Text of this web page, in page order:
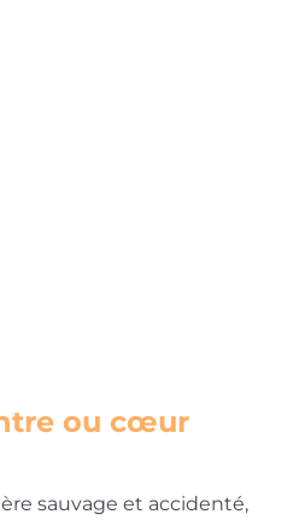
ou cœur
sauvage et accidenté,